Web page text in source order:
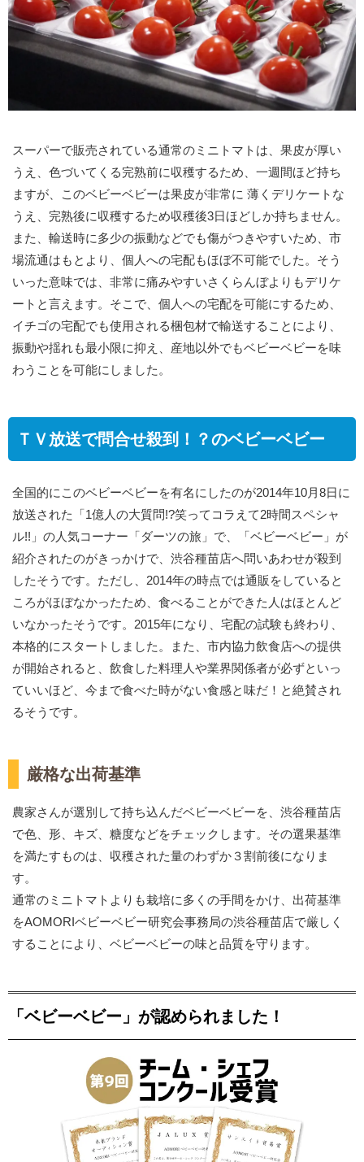
スーパーで販売されている通常のミニトマトは、果皮が厚い
うえ、色づいてくる完熟前に収穫するため、一週間ほど持ち
ますが、このベビーベビーは果皮が非常に 薄くデリケートな
うえ、完熟後に収穫するため収穫後3日ほどしか持ちません。
また、輸送時に多少の振動などでも傷がつきやすいため、市
場流通はもとより、個人への宅配もほぼ不可能でした。そう
いった意味では、非常に痛みやすいさくらんぼよりもデリケ
ートと言えます。そこで、個人への宅配を可能にするため、
イチゴの宅配でも使用される梱包材で輸送することにより、
振動や揺れも最小限に抑え、産地以外でもベビーベビーを味
わうことを可能にしました。
ＴＶ放送で問合せ殺到！？のベビーベビー
全国的にこのベビーベビーを有名にしたのが2014年10月8日に
放送された「1億人の大質問!?笑ってコラえて2時間スペシャ
ル!!」の人気コーナー「ダーツの旅」で、「ベビーベビー」が
紹介されたのがきっかけで、渋谷種苗店へ問いあわせが殺到
したそうです。ただし、2014年の時点では通販をしていると
ころがほぼなかったため、食べることができた人はほとんど
いなかったそうです。2015年になり、宅配の試験も終わり、
本格的にスタートしました。また、市内協力飲食店への提供
が開始されると、飲食した料理人や業界関係者が必ずといっ
ていいほど、今まで食べた時がない食感と味だ！と絶賛され
るそうです。
厳格な出荷基準
農家さんが選別して持ち込んだベビーベビーを、渋谷種苗店
で色、形、キズ、糖度などをチェックします。その選果基準
を満たすものは、収穫された量のわずか３割前後になりま
す。
通常のミニトマトよりも栽培に多くの手間をかけ、出荷基準
をAOMORIベビーベビー研究会事務局の渋谷種苗店で厳しく
することにより、ベビーベビーの味と品質を守ります。
「ベビーベビー」が認められました！